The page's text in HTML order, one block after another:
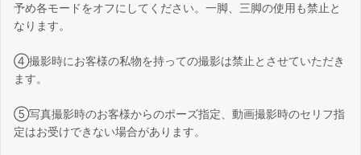
予め各モードをオフにしてください。一脚、三脚の使用も禁止と
なります。
④撮影時にお客様の私物を持っての撮影は禁止とさせていただき
ます。
⑤写真撮影時のお客様からのポーズ指定、動画撮影時のセリフ指
定はお受けできない場合があります。